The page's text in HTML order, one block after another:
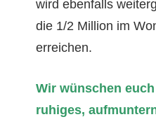
wird eben­falls
die 1/2 Mil­lion im
erreichen.
Wir wün­schen
ruhiges,